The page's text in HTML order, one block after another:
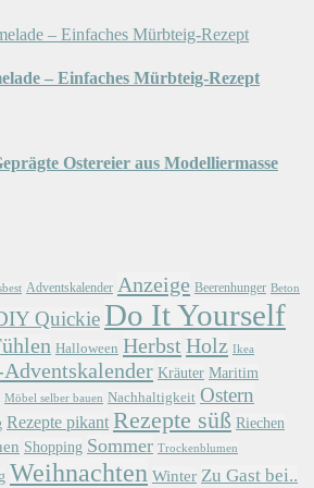
– Einfaches Mürbteig-Rezept
Ostereier aus Modelliermasse
Adventskalender Anzeige Beerenhunger Beton
Quickie Do It Yourself
Halloween Herbst Holz Ikea
Kräuter Maritim
Möbel selber bauen Nachhaltigkeit Ostern
Rezepte pikant Rezepte süß Riechen
Shopping Sommer Trockenblumen
Weihnachten Winter Zu Gast bei..